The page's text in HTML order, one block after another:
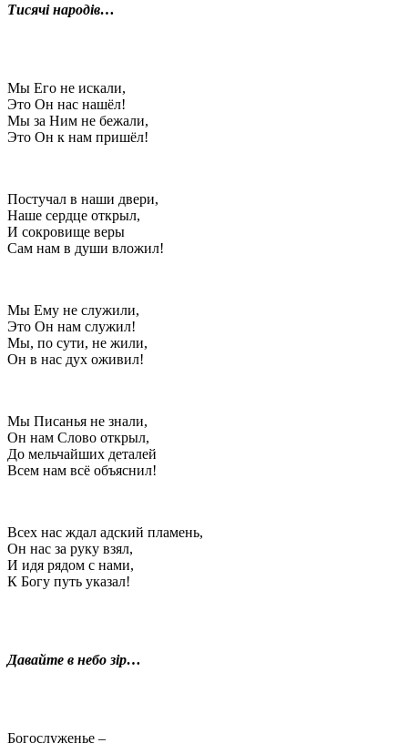
Тисячі народів…
Мы Его не искали,
Это Он нас нашёл!
Мы за Ним не бежали,
Это Он к нам пришёл!
Постучал в наши двери,
Наше сердце открыл,
И сокровище веры
Сам нам в души вложил!
Мы Ему не служили,
Это Он нам служил!
Мы, по сути, не жили,
Он в нас дух оживил!
Мы Писанья не знали,
Он нам Слово открыл,
До мельчайших деталей
Всем нам всё объяснил!
Всех нас ждал адский пламень,
Он нас за руку взял,
И идя рядом с нами,
К Богу путь указал!
Давайте в небо зір…
Богослуженье –